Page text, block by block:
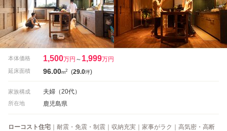
本体価格 1,500万円 ～ 1,999万円
延床面積 96.00m2 (29.0坪)
家族構成 夫婦（20代）
所在地 鹿児島県
ローコスト住宅 ｜耐震・免震・制震｜収納充実｜家事がラク｜高気密・高断